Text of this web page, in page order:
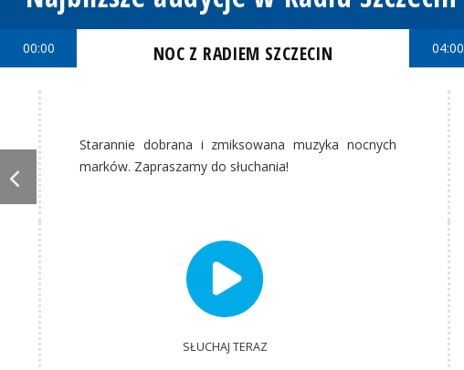
00:00 NOC Z RADIEM SZCZECIN
Starannie dobrana i zmiksowana muzyka nocnych
marków. Zapraszamy do słuchania!
SŁUCHAJ TERAZ
04:00